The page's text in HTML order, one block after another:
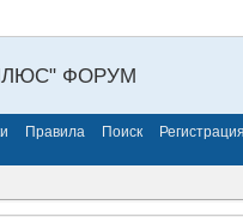
ФОРУМ
Правила Поиск
Регистрация